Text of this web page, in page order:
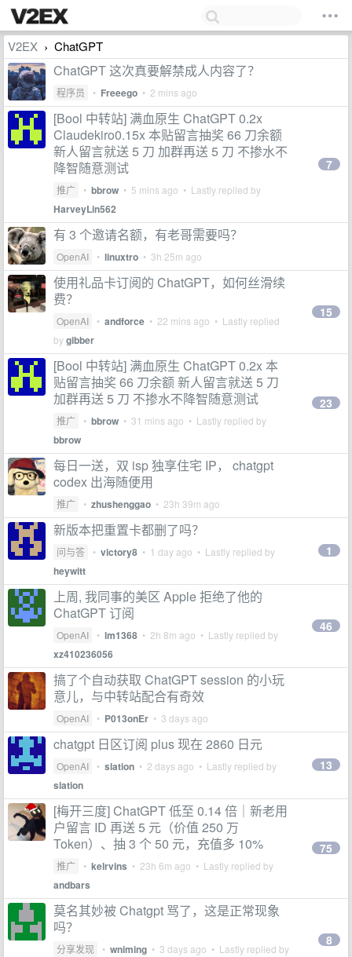
V2EX › ChatGPT
ChatGPT 这次真要解禁成人内容了？
程序员 • Freeego • 2 mins ago
[Bool 中转站] 满血原生 ChatGPT 0.2x
Claudekiro0.15x 本贴留言抽奖 66 刀余额
新人留言就送 5 刀 加群再送 5 刀 不掺水不
降智随意测试
推广 • bbrow • 5 mins ago • Lastly replied by
HarveyLin562
7
有 3 个邀请名额，有老哥需要吗？
OpenAI • linuxtro • 3h 25m ago
使用礼品卡订阅的 ChatGPT，如何丝滑续
费？
OpenAI • andforce • 22 mins ago • Lastly replied
bygibber
15
[Bool 中转站] 满血原生 ChatGPT 0.2x 本
贴留言抽奖 66 刀余额 新人留言就送 5 刀
加群再送 5 刀 不掺水不降智随意测试
推广 • bbrow • 31 mins ago • Lastly replied by
bbrow
23
每日一送，双 isp 独享住宅 IP， chatgpt
codex 出海随便用
推广 • zhushenggao • 23h 39m ago
新版本把重置卡都删了吗？
问与答 • victory8 • 1 day ago • Lastly replied by
heywitt
1
上周, 我同事的美区 Apple 拒绝了他的
ChatGPT 订阅
OpenAI • lm1368 • 2h 8m ago • Lastly replied by
xz410236056
46
搞了个自动获取 ChatGPT session 的小玩
意儿，与中转站配合有奇效
OpenAI • P013onEr • 3 days ago
chatgpt 日区订阅 plus 现在 2860 日元
OpenAI • slation • 2 days ago • Lastly replied by
slation
13
[梅开三度] ChatGPT 低至 0.14 倍｜新老用
户留言 ID 再送 5 元（价值 250 万
Token）、抽 3 个 50 元，充值多 10%
推广 • kelrvins • 23h 6m ago • Lastly replied by
andbars
75
莫名其妙被 Chatgpt 骂了，这是正常现象
吗？
分享发现 • wniming • 3 days ago • Lastly replied by
8